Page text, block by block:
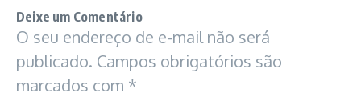
Deixe um Comentário
O seu endereço de e-mail não será
publicado. Campos obrigatórios são
marcados com *